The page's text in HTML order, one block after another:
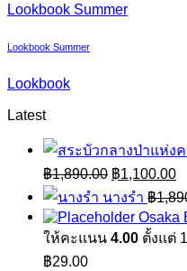
Lookbook Summer
Lookbook Summer
Lookbook
Latest
฿1,890.00 Original
price
was:
฿1,890.00.
฿1,100.00
฿
นางรำ ฿
Osaka
ให้คะแนน 4.00 ตั้งแต่
฿29.00